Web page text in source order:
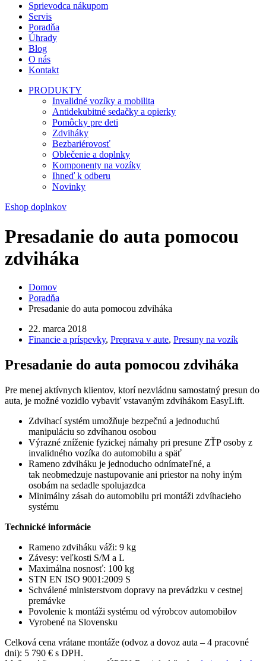
Sprievodca nákupom
Servis
Poradňa
Úhrady
Blog
O nás
Kontakt
PRODUKTY
Invalidné vozíky a mobilita
Antidekubitné sedačky a opierky
Pomôcky pre deti
Zdviháky
Bezbariérovosť
Oblečenie a doplnky
Komponenty na vozíky
Ihneď k odberu
Novinky
Eshop doplnkov
Presadanie do auta pomocou
zdviháka
Domov
Poradňa
Presadanie do auta pomocou zdviháka
22. marca 2018
Financie a príspevky, Preprava v aute, Presuny na vozík
Presadanie do auta pomocou zdviháka
Pre menej aktívnych klientov, ktorí nezvládnu samostatný presun do
auta, je možné vozidlo vybaviť vstavaným zdvihákom EasyLift.
Zdvihací systém umožňuje bezpečnú a jednoduchú
manipuláciu so zdvíhanou osobou
Výrazné zníženie fyzickej námahy pri presune ZŤP osoby z
invalidného vozíka do automobilu a späť
Rameno zdviháku je jednoducho odnímateľné, a
tak neobmedzuje nastupovanie ani priestor na nohy iným
osobám na sedadle spolujazdca
Minimálny zásah do automobilu pri montáži zdvíhacieho
systému
Technické informácie
Rameno zdviháku váži: 9 kg
Závesy: veľkosti S/M a L
Maximálna nosnosť: 100 kg
STN EN ISO 9001:2009 S
Schválené ministerstvom dopravy na prevádzku v cestnej
premávke
Povolenie k montáži systému od výrobcov automobilov
Vyrobené na Slovensku
Celková cena vrátane montáže (odvoz a dovoz auta – 4 pracovné
dni): 5 790 € s DPH.